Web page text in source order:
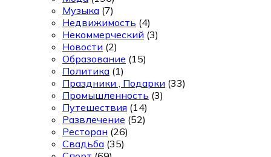
Музыка (7)
Недвижимость (4)
Некоммерческий (3)
Новости (2)
Образование (15)
Политика (1)
Праздники , Подарки (33)
Промышленность (3)
Путешествия (14)
Развлечение (52)
Ресторан (26)
Свадьба (35)